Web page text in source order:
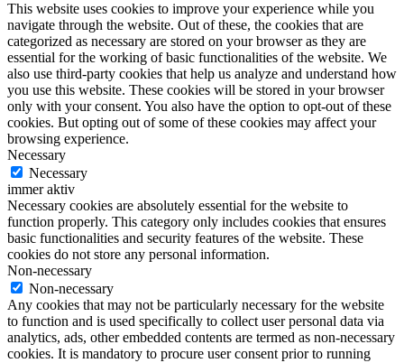
This website uses cookies to improve your experience while you
navigate through the website. Out of these, the cookies that are
categorized as necessary are stored on your browser as they are
essential for the working of basic functionalities of the website. We
also use third-party cookies that help us analyze and understand how
you use this website. These cookies will be stored in your browser
only with your consent. You also have the option to opt-out of these
cookies. But opting out of some of these cookies may affect your
browsing experience.
Necessary
Necessary
immer aktiv
Necessary cookies are absolutely essential for the website to
function properly. This category only includes cookies that ensures
basic functionalities and security features of the website. These
cookies do not store any personal information.
Non-necessary
Non-necessary
Any cookies that may not be particularly necessary for the website
to function and is used specifically to collect user personal data via
analytics, ads, other embedded contents are termed as non-necessary
cookies. It is mandatory to procure user consent prior to running